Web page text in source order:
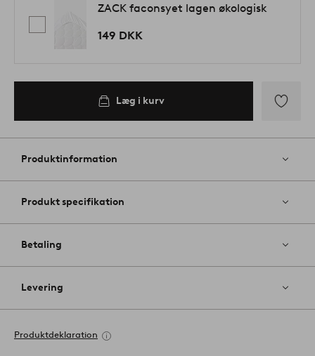
ZACK faconsyet lagen økologisk
149 DKK
Læg i kurv
til
Produktinformation
Produkt specifikation
Betaling
Levering
Produktdeklaration